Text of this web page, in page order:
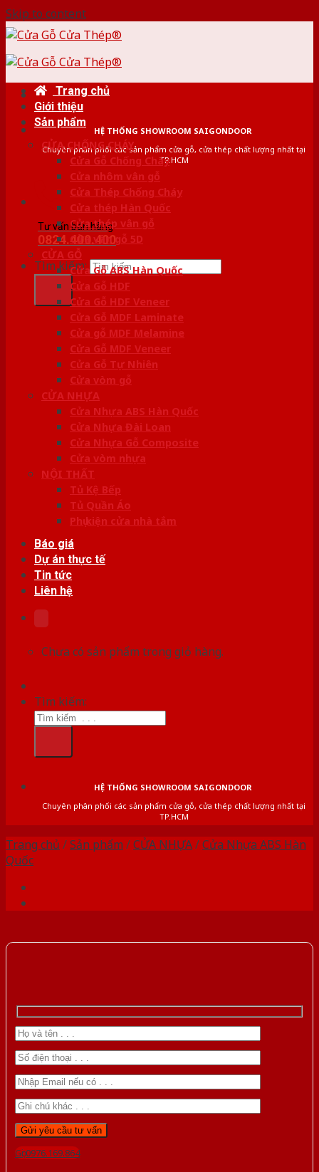
Skip to content
HỆ THỐNG SHOWROOM SAIGONDOOR
Chuyên phân phối các sản phẩm cửa gỗ, cửa thép chất lượng nhất tại
TP.HCM
Tư vấn bán hàng
0824.400.400
Tìm kiếm:
Trang chủ
Giới thiệu
Sản phẩm
CỬA CHỐNG CHÁY
Cửa Gỗ Chống Cháy
Cửa nhôm vân gỗ
Cửa Thép Chống Cháy
Cửa thép Hàn Quốc
Cửa thép vân gỗ
Cửa vân gỗ 5D
CỬA GỖ
Cửa Gỗ ABS Hàn Quốc
Cửa Gỗ HDF
Cửa Gỗ HDF Veneer
Cửa Gỗ MDF Laminate
Cửa gỗ MDF Melamine
Cửa Gỗ MDF Veneer
Cửa Gỗ Tự Nhiên
Cửa vòm gỗ
CỬA NHỰA
Cửa Nhựa ABS Hàn Quốc
Cửa Nhựa Đài Loan
Cửa Nhựa Gỗ Composite
Cửa vòm nhựa
NỘI THẤT
Tủ Kệ Bếp
Tủ Quần Áo
Phụ kiện cửa nhà tắm
Báo giá
Dự án thực tế
Tin tức
Liên hệ
Chưa có sản phẩm trong giỏ hàng.
Tìm kiếm:
HỆ THỐNG SHOWROOM SAIGONDOOR
Chuyên phân phối các sản phẩm cửa gỗ, cửa thép chất lượng nhất tại
TP.HCM
Trang chủ /Sản phẩm /CỬA NHỰA/Cửa Nhựa ABS Hàn
Quốc
Gọi 0976.169.864